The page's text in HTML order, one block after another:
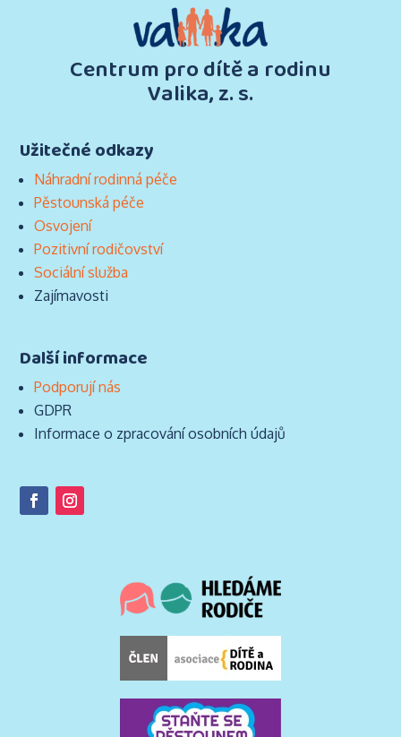
Centrum pro dítě a rodinu
Valika, z. s.
Užitečné odkazy
Náhradní rodinná péče
Pěstounská péče
Osvojení
Pozitivní rodičovství
Sociální služba
Zajímavosti
Další informace
Podporují nás
GDPR
Informace o zpracování osobních údajů